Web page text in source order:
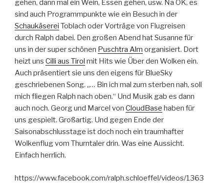
gehen, dann mal ein Wein, Essen gehen, usw. Na OK, es
sind auch Programmpunkte wie ein Besuch in der
Schaukäserei Toblach oder Vorträge von Flugreisen
durch Ralph dabei. Den großen Abend hat Susanne für
uns in der super schönen Puschtra Alm organisiert. Dort
heizt uns Cilli aus Tirol mit Hits wie Über den Wolken ein.
Auch präsentiert sie uns den eigens für BlueSky
geschriebenen Song. „… Bin ich mal zum sterben nah, soll
mich fliegen Ralph nach oben.“ Und Musik gab es dann
auch noch. Georg und Marcel von CloudBase haben für
uns gespielt. Großartig. Und gegen Ende der
Saisonabschlusstage ist doch noch ein traumhafter
Wolkenflug vom Thurntaler drin. Was eine Aussicht.
Einfach herrlich.
https://www.facebook.com/ralph.schloeffel/videos/1363